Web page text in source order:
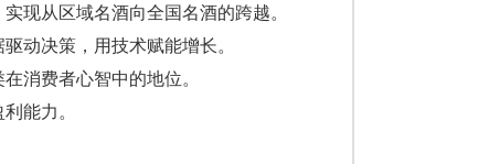
现从区域名酒向全国名酒的跨越。
动决策，用技术赋能增长。
消费者心智中的地位。
能力。